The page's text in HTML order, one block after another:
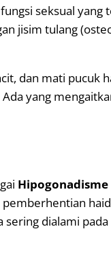
seksual yang
jisim tulang
dan mati pucuk
yang
dialami pada